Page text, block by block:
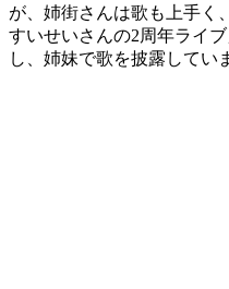
が、姉街さんは歌も上手く
すいせいさんの2周年ライ
し、姉妹で歌を披露してい